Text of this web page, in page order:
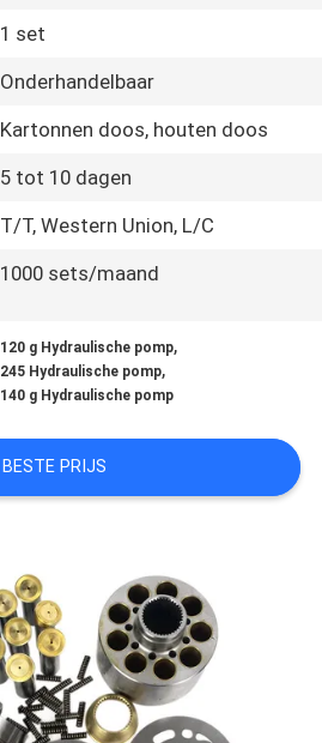
1 set
Onderhandelbaar
Kartonnen doos, houten doos
5 tot 10 dagen
T/T, Western Union, L/C
1000 sets/maand
120 g Hydraulische pomp,
245 Hydraulische pomp,
140 g Hydraulische pomp
BESTE PRIJS